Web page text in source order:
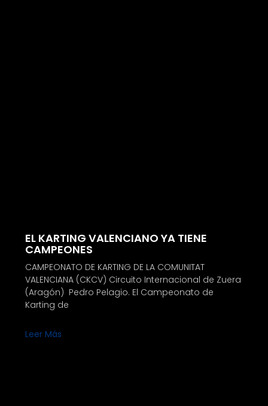
EL KARTING VALENCIANO YA TIENE
CAMPEONES
CAMPEONATO DE KARTING DE LA COMUNITAT
VALENCIANA (CKCV) Circuito Internacional de Zuera
(Aragón) Pedro Pelagio. El Campeonato de
Karting de
Leer Más